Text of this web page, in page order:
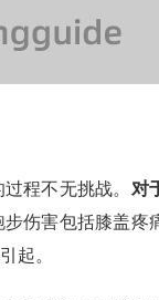
程不无挑战。 对
伤害包括膝盖疼
起。